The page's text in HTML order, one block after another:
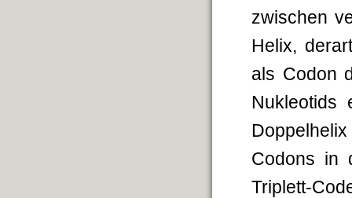
zwischen
Helix,
als Codon
Nukleotids
Codons in
Triplett-